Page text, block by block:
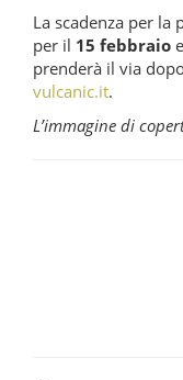
La scadenza per la
per il 15 febbraio
prenderà il via
vulcanic.it.
L’immagine di